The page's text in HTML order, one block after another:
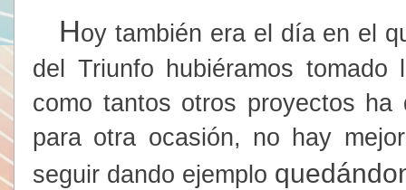
Hoy también era el día en el
del Triunfo hubiéramos
como tantos otros proyectos ha
para otra ocasión, no hay
seguir dando ejemplo